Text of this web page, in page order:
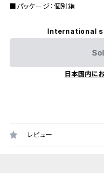
■パッケージ：個別箱
International
日本国内に
レビュー